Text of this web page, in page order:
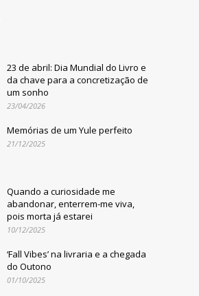
23 de abril: Dia Mundial do Livro e
da chave para a concretização de
um sonho
23/04/2026
Memórias de um Yule perfeito
21/12/2025
Quando a curiosidade me
abandonar, enterrem-me viva,
pois morta já estarei
10/12/2025
‘Fall Vibes’ na livraria e a chegada
do Outono
01/10/2025